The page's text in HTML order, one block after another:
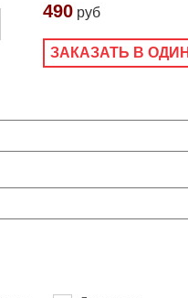
490 руб
ЗАКАЗАТЬ В